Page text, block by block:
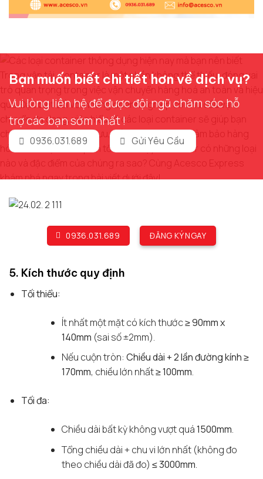
Bạn muốn biết chi tiết hơn về dịch vụ?
Vui lòng liên hệ để được đội ngũ chăm sóc hỗ
trợ các bạn sớm nhất !
0936.031.689 Gửi Yêu Cầu
0936.031.689 ĐĂNG KÝ NGAY
5. Kích thước quy định
Tối thiểu:
Ít nhất một mặt có kích thước≥ 90mm x
140mm (sai số ±2mm).
Nếu cuộn tròn: Chiều dài + 2 lần đường kính ≥
170mm, chiều lớn nhất≥ 100mm.
Tối đa:
Chiều dài bất kỳ không vượt quá1500mm.
Tổng chiều dài + chu vi lớn nhất (không đo
theo chiều dài đã đo) ≤ 3000mm.